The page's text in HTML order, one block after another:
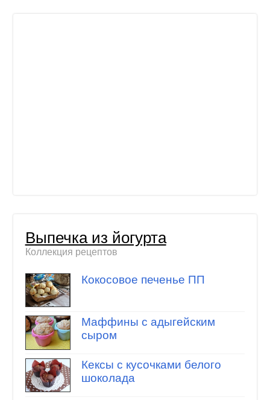
Выпечка из йогурта
Коллекция рецептов
Кокосовое печенье ПП
Маффины с адыгейским
сыром
Кексы с кусочками белого
шоколада